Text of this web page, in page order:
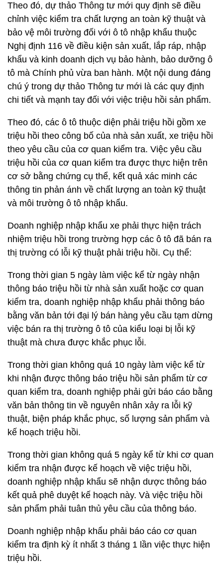
Theo đó, dự thảo Thông tư mới quy định sẽ điều
chỉnh việc kiểm tra chất lượng an toàn kỹ thuật và
bảo vệ môi trường đối với ô tô nhập khẩu thuộc
Nghị định 116 về điều kiện sản xuất, lắp ráp, nhập
khẩu và kinh doanh dịch vụ bảo hành, bảo dưỡng ô
tô mà Chính phủ vừa ban hành. Một nội dung đáng
chú ý trong dự thảo Thông tư mới là các quy định
chi tiết và mạnh tay đối với việc triệu hồi sản phẩm.
Theo đó, các ô tô thuộc diện phải triệu hồi gồm xe
triệu hồi theo công bố của nhà sản xuất, xe triệu hồi
theo yêu cầu của cơ quan kiểm tra. Việc yêu cầu
triệu hồi của cơ quan kiểm tra được thực hiện trên
cơ sở bằng chứng cụ thể, kết quả xác minh các
thông tin phản ánh về chất lượng an toàn kỹ thuật
và môi trường ô tô nhập khẩu.
Doanh nghiệp nhập khẩu xe phải thực hiện trách
nhiệm triệu hồi trong trường hợp các ô tô đã bán ra
thị trường có lỗi kỹ thuật phải triệu hồi. Cụ thể:
Trong thời gian 5 ngày làm việc kể từ ngày nhận
thông báo triệu hồi từ nhà sản xuất hoặc cơ quan
kiểm tra, doanh nghiệp nhập khẩu phải thông báo
bằng văn bản tới đại lý bán hàng yêu cầu tạm dừng
việc bán ra thị trường ô tô của kiểu loại bị lỗi kỹ
thuật mà chưa được khắc phục lỗi.
Trong thời gian không quá 10 ngày làm việc kể từ
khi nhận được thông báo triệu hồi sản phẩm từ cơ
quan kiểm tra, doanh nghiệp phải gửi báo cáo bằng
văn bản thông tin về nguyên nhân xảy ra lỗi kỹ
thuật, biện pháp khắc phục, số lượng sản phẩm và
kế hoạch triệu hồi.
Trong thời gian không quá 5 ngày kể từ khi cơ quan
kiểm tra nhận được kế hoạch về việc triệu hồi,
doanh nghiệp nhập khẩu sẽ nhận dược thông báo
kết quả phê duyệt kế hoạch này. Và việc triệu hồi
sản phẩm phải tuân thủ yêu cầu của thông báo.
Doanh nghiệp nhập khẩu phải báo cáo cơ quan
kiểm tra định kỳ ít nhất 3 tháng 1 lần việc thực hiện
triệu hồi.